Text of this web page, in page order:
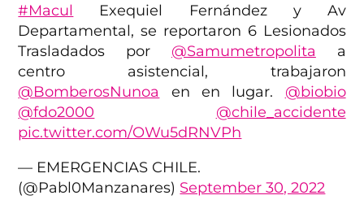
#Macul
Exequiel Fernández y Av
Departamental, se reportaron 6 Lesionados
Trasladados por @Samumetropolita a
centro asistencial, trabajaron
@BomberosNunoa
en en lugar. @biobio
@fdo2000
@chile_accidente
pic.twitter.com/OWu5dRNVPh
— EMERGENCIAS CHILE.
(@Pabl0Manzanares) September 30, 2022